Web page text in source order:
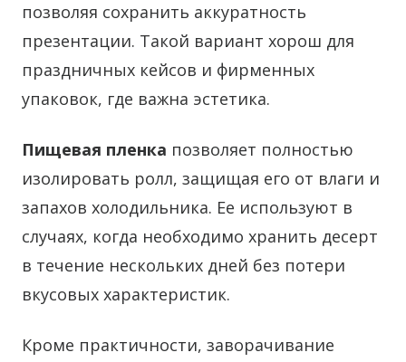
позволяя сохранить аккуратность
презентации. Такой вариант хорош для
праздничных кейсов и фирменных
упаковок, где важна эстетика.
Пищевая пленка позволяет полностью
изолировать ролл, защищая его от влаги и
запахов холодильника. Ее используют в
случаях, когда необходимо хранить десерт
в течение нескольких дней без потери
вкусовых характеристик.
Кроме практичности, заворачивание